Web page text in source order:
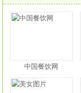
中国餐饮网